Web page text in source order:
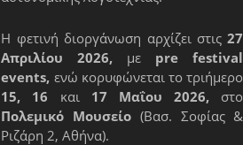
Η φετινή διοργάνωση αρχίζει στις27
Απριλίου 2026, με pre festival
events, ενώ κορυφώνεται το τριήμερο
15, 16 και 17 Μαΐου 2026, στο
Πολεμικό Μουσείο (Βασ. Σοφίας &
Ριζάρη 2, Αθήνα).